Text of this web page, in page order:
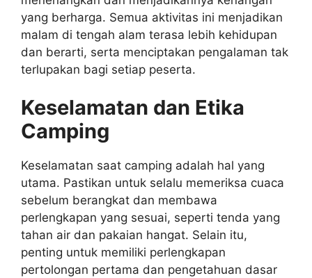
yang berharga. Semua aktivitas ini menjadikan
malam di tengah alam terasa lebih kehidupan
dan berarti, serta menciptakan pengalaman tak
terlupakan bagi setiap peserta.
Keselamatan dan Etika
Camping
Keselamatan saat camping adalah hal yang
utama. Pastikan untuk selalu memeriksa cuaca
sebelum berangkat dan membawa
perlengkapan yang sesuai, seperti tenda yang
tahan air dan pakaian hangat. Selain itu,
penting untuk memiliki perlengkapan
pertolongan pertama dan pengetahuan dasar